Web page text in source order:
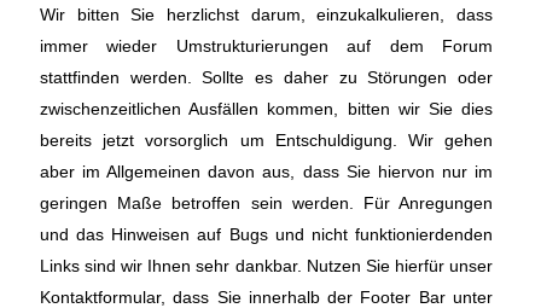
Wir bitten Sie herzlichst darum, einzukalkulieren, dass
immer wieder Umstrukturierungen auf dem Forum
stattfinden werden. Sollte es daher zu Störungen oder
zwischenzeitlichen Ausfällen kommen, bitten wir Sie dies
bereits jetzt vorsorglich um Entschuldigung. Wir gehen
aber im Allgemeinen davon aus, dass Sie hiervon nur im
geringen Maße betroffen sein werden. Für Anregungen
und das Hinweisen auf Bugs und nicht funktionierdenden
Links sind wir Ihnen sehr dankbar. Nutzen Sie hierfür unser
Kontaktformular, dass Sie innerhalb der Footer Bar unter